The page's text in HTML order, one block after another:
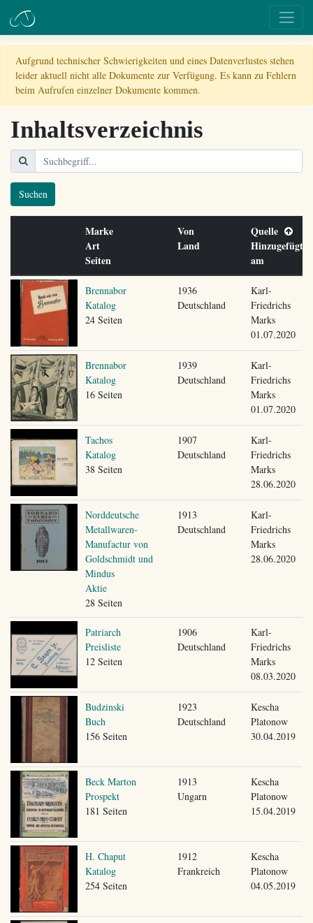
Aufgrund technischer Schwierigkeiten und eines Datenverlustes stehen
leider aktuell nicht alle Dokumente zur Verfügung. Es kann zu Fehlern
beim Aufrufen einzelner Dokumente kommen.
Inhaltsverzeichnis
Suchen
Marke
Art
Seiten
Von
Land
Quelle
Hinzugefügt
am
Brennabor
Katalog
24 Seiten
1936
Deutschland
Karl-
Friedrichs
Marks
01.07.2020
Brennabor
Katalog
16 Seiten
1939
Deutschland
Karl-
Friedrichs
Marks
01.07.2020
Tachos
Katalog
38 Seiten
1907
Deutschland
Karl-
Friedrichs
Marks
28.06.2020
Norddeutsche
Metallwaren-
Manufactur von
Goldschmidt und
Mindus
Aktie
28 Seiten
1913
Deutschland
Karl-
Friedrichs
Marks
28.06.2020
Patriarch
Preisliste
12 Seiten
1906
Deutschland
Karl-
Friedrichs
Marks
08.03.2020
Budzinski
Buch
156 Seiten
1923
Deutschland
Kescha
Platonow
30.04.2019
Beck Marton
Prospekt
181 Seiten
1913
Ungarn
Kescha
Platonow
15.04.2019
H. Chaput
Katalog
254 Seiten
1912
Frankreich
Kescha
Platonow
04.05.2019